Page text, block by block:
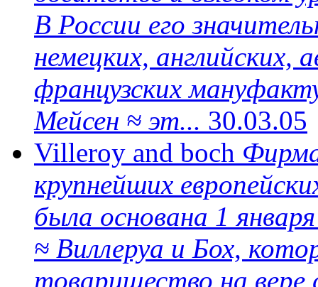
В России его
немецких, английских,
французских
Мейсен ≈ эт... 30.03.05
Villeroy and boch
крупнейших
была основана 1
≈ Виллеруа и Бох,
товарищество на вере